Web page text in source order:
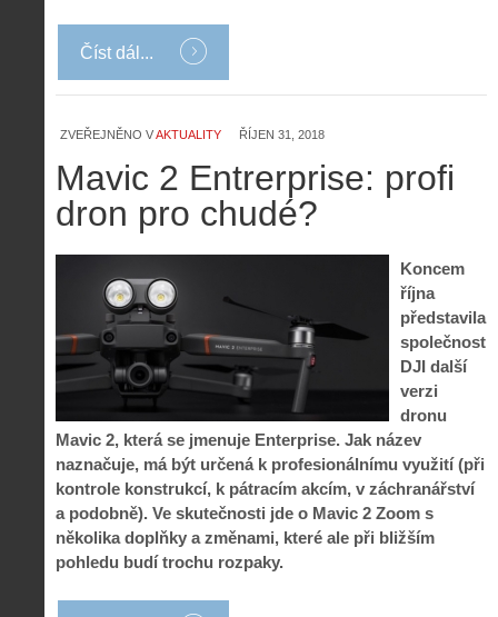
Číst dál...
ZVEŘEJNĚNO VAKTUALITY ŘÍJEN 31, 2018
Mavic 2 Entrerprise: profi
dron pro chudé?
Koncem
října
představila
společnost
DJI další
verzi
dronu
Mavic 2, která se jmenuje Enterprise. Jak název
naznačuje, má být určená k profesionálnímu využití (při
kontrole konstrukcí, k pátracím akcím, v záchranářství
a podobně). Ve skutečnosti jde o Mavic 2 Zoom s
několika doplňky a změnami, které ale při bližším
pohledu budí trochu rozpaky.